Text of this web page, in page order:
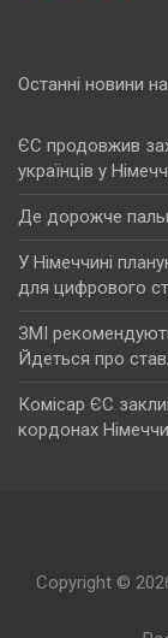
Останні новини
ЄС продовжив
українців у
Де дорожче
У Німеччині
для цифрового
ЗМІ
Йдеться про
Комісар ЄС
кордонах
Copyright ©